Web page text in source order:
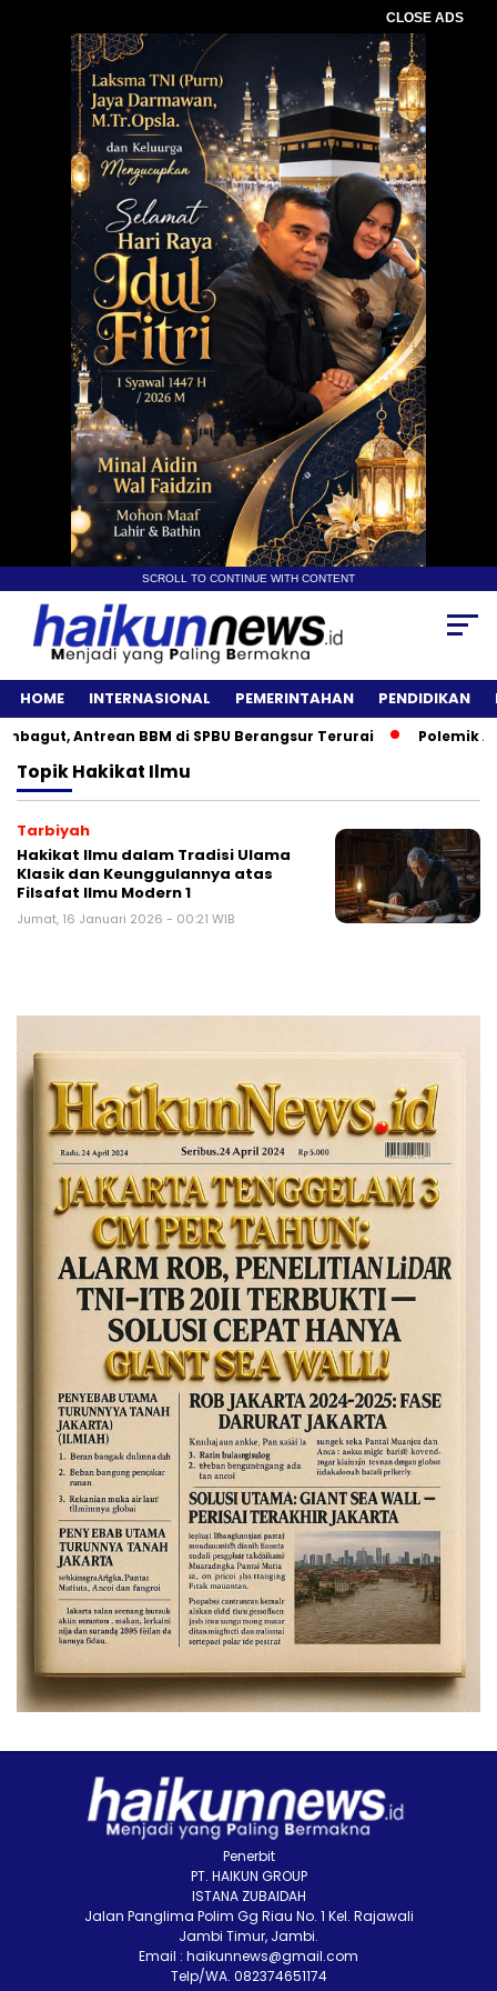
CLOSE ADS
SCROLL TO CONTINUE WITH CONTENT
HOME INTERNASIONAL PEMERINTAHAN PENDIDIKAN
Antrean BBM di SPBU Berangsur Terurai Polemik
TopikHakikat Ilmu
Tarbiyah
Hakikat Ilmu dalam Tradisi Ulama
Klasik dan Keunggulannya atas
Filsafat Ilmu Modern 1
Jumat, 16 Januari 2026 - 00:21 WIB
Penerbit
PT. HAIKUN GROUP
ISTANA ZUBAIDAH
Jalan Panglima Polim Gg Riau No. 1 Kel. Rajawali
Jambi Timur, Jambi.
Email : haikunnews@gmail.com
Telp/WA. 082374651174